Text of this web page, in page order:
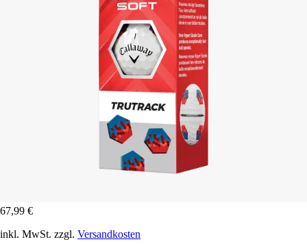
67,99 €
inkl. MwSt. zzgl. Versandkosten